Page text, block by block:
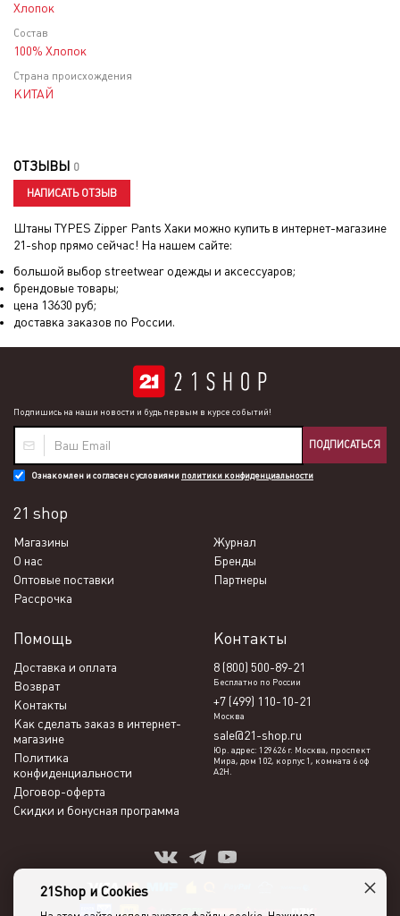
Хлопок
Состав
100% Хлопок
Страна происхождения
КИТАЙ
ОТЗЫВЫ 0
НАПИСАТЬ ОТЗЫВ
Штаны TYPES Zipper Pants Хаки можно купить в интернет-магазине
21-shop прямо сейчас! На нашем сайте:
большой выбор streetwear одежды и аксессуаров;
брендовые товары;
цена 13630 руб;
доставка заказов по России.
Подпишись на наши новости и будь первым в курсе событий!
ПОДПИСАТЬСЯ
Ознакомлен и согласен с условиями политики конфиденциальности
21 shop
Магазины
Журнал
О нас
Бренды
Оптовые поставки
Партнеры
Рассрочка
Помощь
Доставка и оплата
Возврат
Контакты
Как сделать заказ в интернет-
магазине
Политика
конфиденциальности
Договор-оферта
Скидки и бонусная программа
Контакты
8 (800) 500-89-21
Бесплатно по России
+7 (499) 110-10-21
Москва
sale@21-shop.ru
Юр. адрес: 129626 г. Москва, проспект
Мира, дом 102, корпус 1, комната 6 оф
А2Н.
21Shop и Cookies ×